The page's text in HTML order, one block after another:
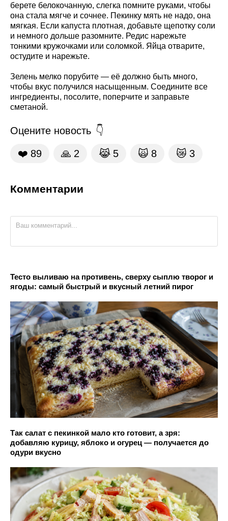
берете белокочанную, слегка помните руками, чтобы
она стала мягче и сочнее. Пекинку мять не надо, она
мягкая. Если капуста плотная, добавьте щепотку соли
и немного дольше разомните. Редис нарежьте
тонкими кружочками или соломкой. Яйца отварите,
остудите и нарежьте.
Зелень мелко порубите — её должно быть много,
чтобы вкус получился насыщенным. Соедините все
ингредиенты, посолите, поперчите и заправьте
сметаной.
Оцените новость
❤️ 89 🙏 2 😹 5 🙀 8 😿 3
Комментарии
Тесто выливаю на противень, сверху сыплю творог и
ягоды: самый быстрый и вкусный летний пирог
Так салат с пекинкой мало кто готовит, а зря:
добавляю курицу, яблоко и огурец — получается до
одури вкусно